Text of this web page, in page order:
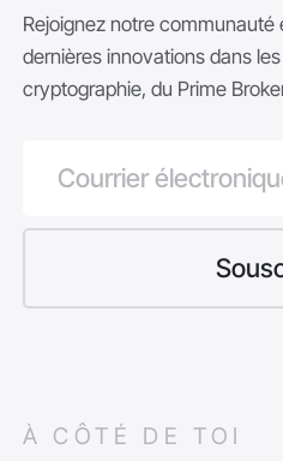
Rejoignez notre
dernières innovations dans
cryptographie, du Prime
À CÔTÉ DE TOI